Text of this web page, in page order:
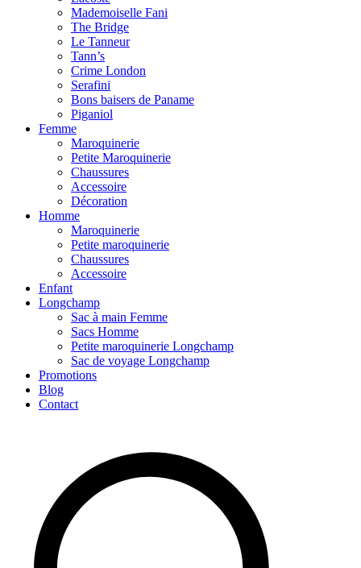
Mademoiselle Fani
The Bridge
Le Tanneur
Tann’s
Crime London
Serafini
Bons baisers de Paname
Piganiol
Femme
Maroquinerie
Petite Maroquinerie
Chaussures
Accessoire
Décoration
Homme
Maroquinerie
Petite maroquinerie
Chaussures
Accessoire
Enfant
Longchamp
Sac à main Femme
Sacs Homme
Petite maroquinerie Longchamp
Sac de voyage Longchamp
Promotions
Blog
Contact